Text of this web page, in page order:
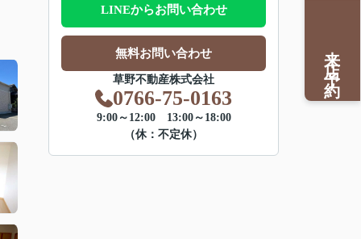
LINEからお問い合わせ
無料お問い合わせ
草野不動産株式会社
0766-75-0163
9:00～12:00 13:00～18:00
（休：不定休）
来店予約